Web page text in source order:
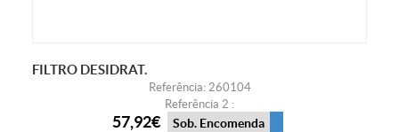
FILTRO DESIDRAT.
Referência: 260104
Referência 2 :
57,92€ Sob. Encomenda